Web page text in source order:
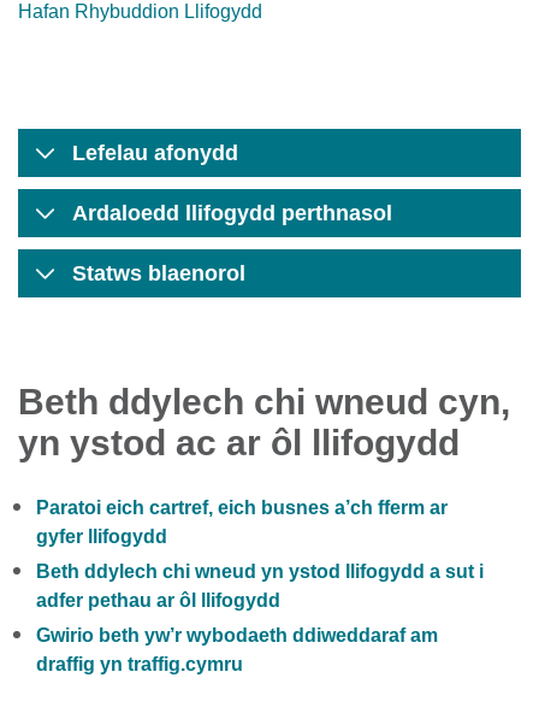
Hafan Rhybuddion Llifogydd
Lefelau afonydd
Ardaloedd llifogydd perthnasol
Statws blaenorol
Beth ddylech chi wneud cyn,
yn ystod ac ar ôl llifogydd
Paratoi eich cartref, eich busnes a’ch fferm ar
gyfer llifogydd
Beth ddylech chi wneud yn ystod llifogydd a sut i
adfer pethau ar ôl llifogydd
Gwirio beth yw’r wybodaeth ddiweddaraf am
draffig yn traffig.cymru